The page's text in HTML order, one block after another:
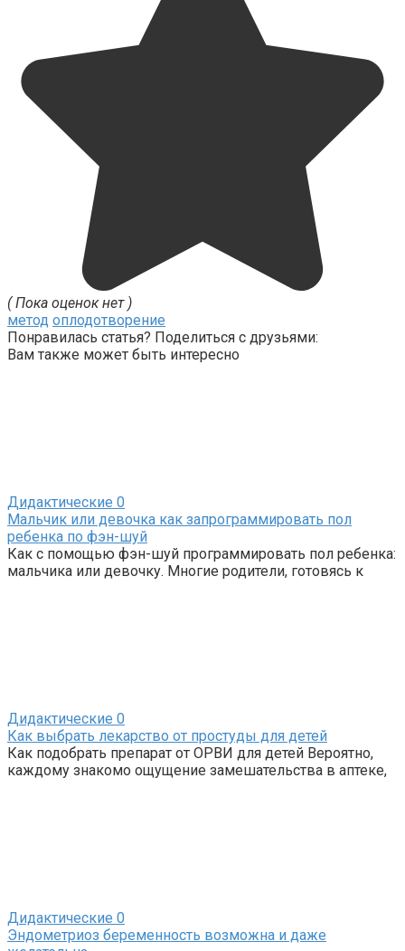
( Пока оценок нет )
метод оплодотворение
Понравилась статья? Поделиться с друзьями:
Вам также может быть интересно
Дидактические 0
Мальчик или девочка как запрограммировать пол
ребенка по фэн-шуй
Как с помощью фэн-шуй программировать пол ребенка:
мальчика или девочку. Многие родители, готовясь к
Дидактические 0
Как выбрать лекарство от простуды для детей
Как подобрать препарат от ОРВИ для детей Вероятно,
каждому знакомо ощущение замешательства в аптеке,
Дидактические 0
Эндометриоз беременность возможна и даже